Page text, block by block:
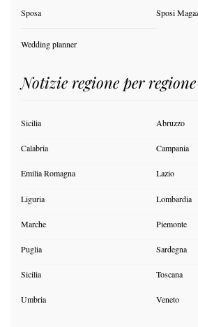
Sposa Sposi
Wedding planner
Notizie regione per regione
Sicilia Abruzzo
Calabria Campania
Emilia Romagna Lazio
Liguria Lombardia
Marche Piemonte
Puglia Sardegna
Sicilia Toscana
Umbria Veneto